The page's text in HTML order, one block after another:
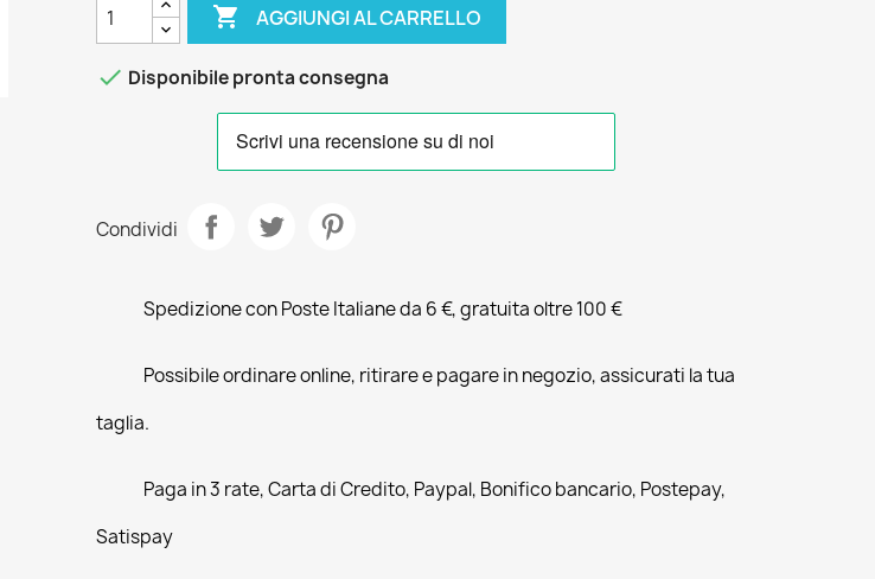
 AGGIUNGI AL CARRELLO
 Disponibile pronta consegna
Condividi
Spedizione con Poste Italiane da 6 €, gratuita oltre 100 €
Possibile ordinare online, ritirare e pagare in negozio, assicurati la tua
taglia.
Paga in 3 rate, Carta di Credito, Paypal, Bonifico bancario, Postepay,
Satispay